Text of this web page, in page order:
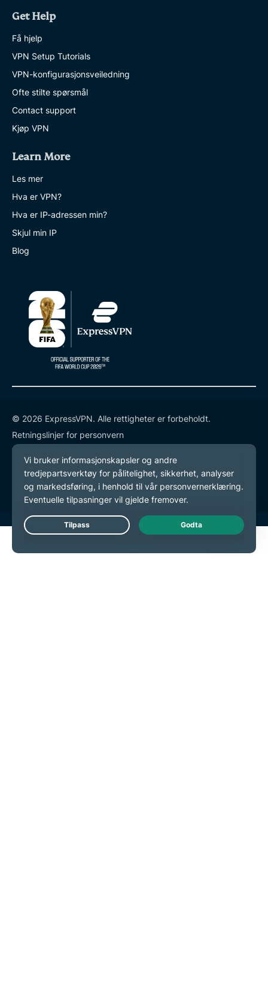
Get Help
Få hjelp
VPN Setup Tutorials
VPN-konfigurasjonsveiledning
Ofte stilte spørsmål
Contact support
Kjøp VPN
Learn More
Les mer
Hva er VPN?
Hva er IP-adressen min?
Skjul min IP
Blog
© 2026 ExpressVPN. Alle rettigheter er forbeholdt.
Retningslinjer for personvern
Tjenestevilkår
endre preferansene dine
Live Chat